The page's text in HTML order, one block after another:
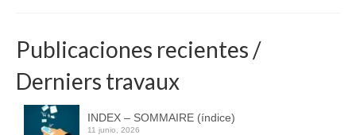
Publicaciones recientes /
Derniers travaux
INDEX – SOMMAIRE (índice)
11 junio, 2026